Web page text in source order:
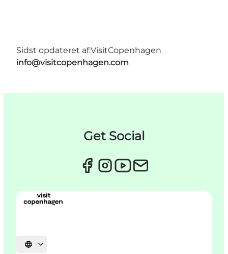
Sidst opdateret af:VisitCopenhagen
info@visitcopenhagen.com
Get Social
Vælg sprog